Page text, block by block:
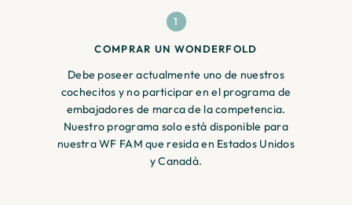
1
COMPRAR UN WONDERFOLD
Debe poseer actualmente uno de nuestros
cochecitos y no participar en el programa de
embajadores de marca de la competencia.
Nuestro programa solo está disponible para
nuestra WF FAM que resida en Estados Unidos
y Canadá.